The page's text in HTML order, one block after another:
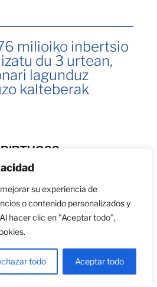
su experiencia de
o contenido personalizados y
hacer clic en "Aceptar todo",
todo Aceptar todo
milioiko inbertsio
du 3 urtean,
lagunduz
kalteberak
programa
2.125
eta hiri-
berroneratzea
de Henareseko
egindako azken